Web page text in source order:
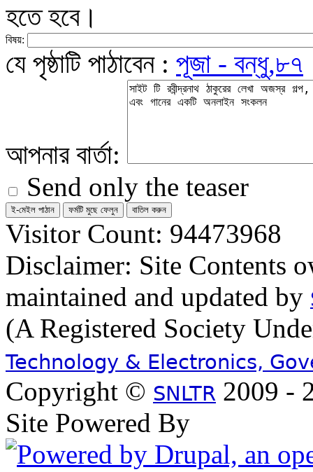
হতে হবে।
বিষয়:
যে পৃষ্ঠাটি পাঠাবেন : পূজা - বন্ধু,৮৭
আপনার বার্তা:
Send only the teaser
Visitor Count: 94473968
Disclaimer: Site Contents
maintained and updated by
(A Registered Society
Technology & Electronics,
Copyright © SNLTR 2009 -
Site Powered By